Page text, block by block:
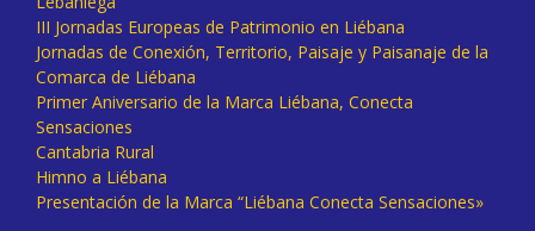
III Jornadas Europeas de Patrimonio en Liébana
Jornadas de Conexión, Territorio, Paisaje y Paisanaje de la
Comarca de Liébana
Primer Aniversario de la Marca Liébana, Conecta
Sensaciones
Cantabria Rural
Himno a Liébana
Presentación de la Marca “Liébana Conecta Sensaciones»